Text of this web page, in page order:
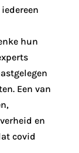
hun
Een van
en
covid